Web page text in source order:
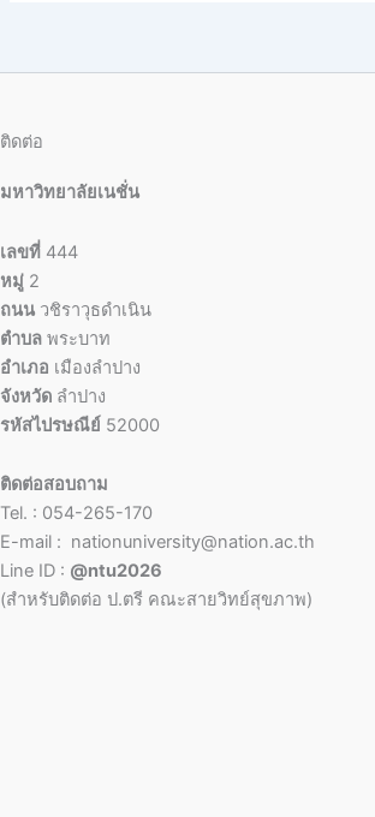
ติดต่อ
มหาวิทยาลัยเนชั่น
เลขที่ 444
หมู่ 2
ถนน วชิราวุธดำเนิน
ตำบล พระบาท
อำเภอ เมืองลำปาง
จังหวัด ลำปาง
รหัสไปรษณีย์ 52000
ติดต่อสอบถาม
Tel. : 054-265-170
E-mail : nationuniversity@nation.ac.th
Line ID : @ntu2026
(สำหรับติดต่อ ป.ตรี คณะสายวิทย์สุขภาพ)